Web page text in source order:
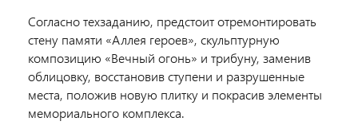
Согласно техзаданию, предстоит отремонтировать
стену памяти «Аллея героев», скульптурную
композицию «Вечный огонь» и трибуну, заменив
облицовку, восстановив ступени и разрушенные
места, положив новую плитку и покрасив элементы
мемориального комплекса.